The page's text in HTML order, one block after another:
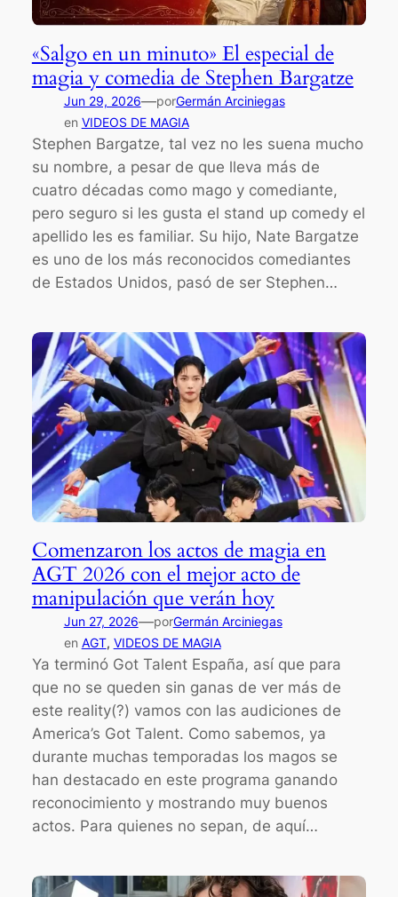
«Salgo en un minuto» El especial de
magia y comedia de Stephen Bargatze
Jun 29, 2026—porGermán Arciniegas
en VIDEOS DE MAGIA
Stephen Bargatze, tal vez no les suena mucho
su nombre, a pesar de que lleva más de
cuatro décadas como mago y comediante,
pero seguro si les gusta el stand up comedy el
apellido les es familiar. Su hijo, Nate Bargatze
es uno de los más reconocidos comediantes
de Estados Unidos, pasó de ser Stephen…
Comenzaron los actos de magia en
AGT 2026 con el mejor acto de
manipulación que verán hoy
Jun 27, 2026—porGermán Arciniegas
en AGT, VIDEOS DE MAGIA
Ya terminó Got Talent España, así que para
que no se queden sin ganas de ver más de
este reality(?) vamos con las audiciones de
America’s Got Talent. Como sabemos, ya
durante muchas temporadas los magos se
han destacado en este programa ganando
reconocimiento y mostrando muy buenos
actos. Para quienes no sepan, de aquí…